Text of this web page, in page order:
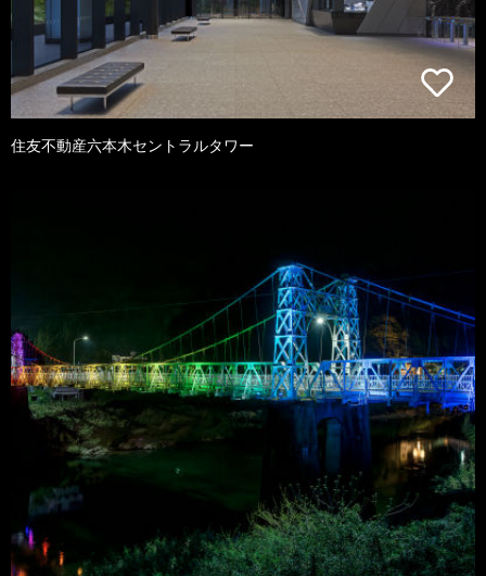
住友不動産六本木セントラルタワー